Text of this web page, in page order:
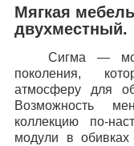
Мягкая
двухместный.
Сигма —
поколения,
атмосферу для
Возможность
коллекцию по-
модули в